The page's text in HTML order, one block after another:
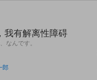
我有解离性障碍
なんです。
郎